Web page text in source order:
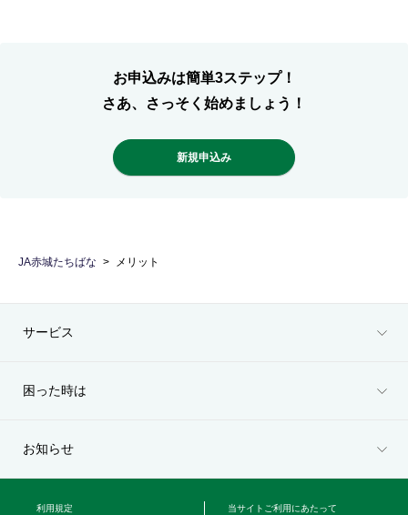
お申込みは簡単3ステップ！
さあ、さっそく始めましょう！
新規申込み
JA赤城たちばな メリット
サービス
困った時は
お知らせ
利用規定 当サイトご利用にあたって